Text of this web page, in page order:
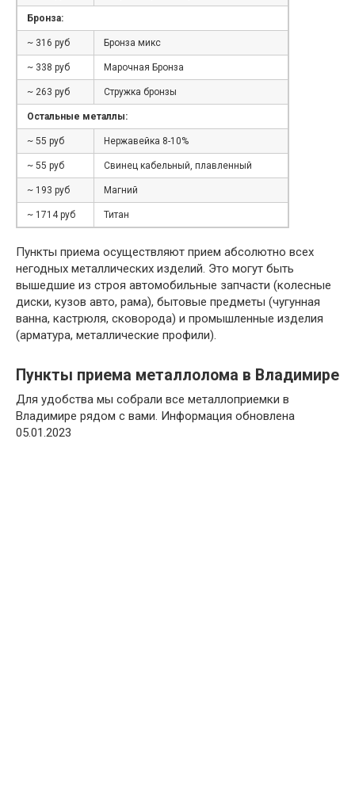
Бронза:
~ 316 руб Бронза микс
~ 338 руб Марочная Бронза
~ 263 руб Стружка бронзы
Остальные металлы:
~ 55 руб Нержавейка 8-10%
~ 55 руб Свинец кабельный, плавленный
~ 193 руб Магний
~ 1714 руб Титан
Пункты приема осуществляют прием абсолютно всех
негодных металлических изделий. Это могут быть
вышедшие из строя автомобильные запчасти (колесные
диски, кузов авто, рама), бытовые предметы (чугунная
ванна, кастрюля, сковорода) и промышленные изделия
(арматура, металлические профили).
Пункты приема металлолома в Владимире
Для удобства мы собрали все металлоприемки в
Владимире рядом с вами. Информация обновлена
05.01.2023